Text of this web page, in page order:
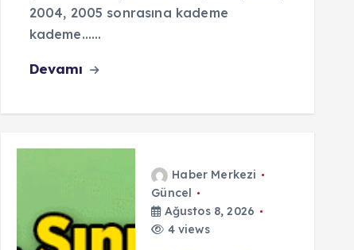
2004, 2005 sonrasına kademe
kademe……
Devamı
Haber Merkezi
Güncel
Ağustos 8, 2026
4 views